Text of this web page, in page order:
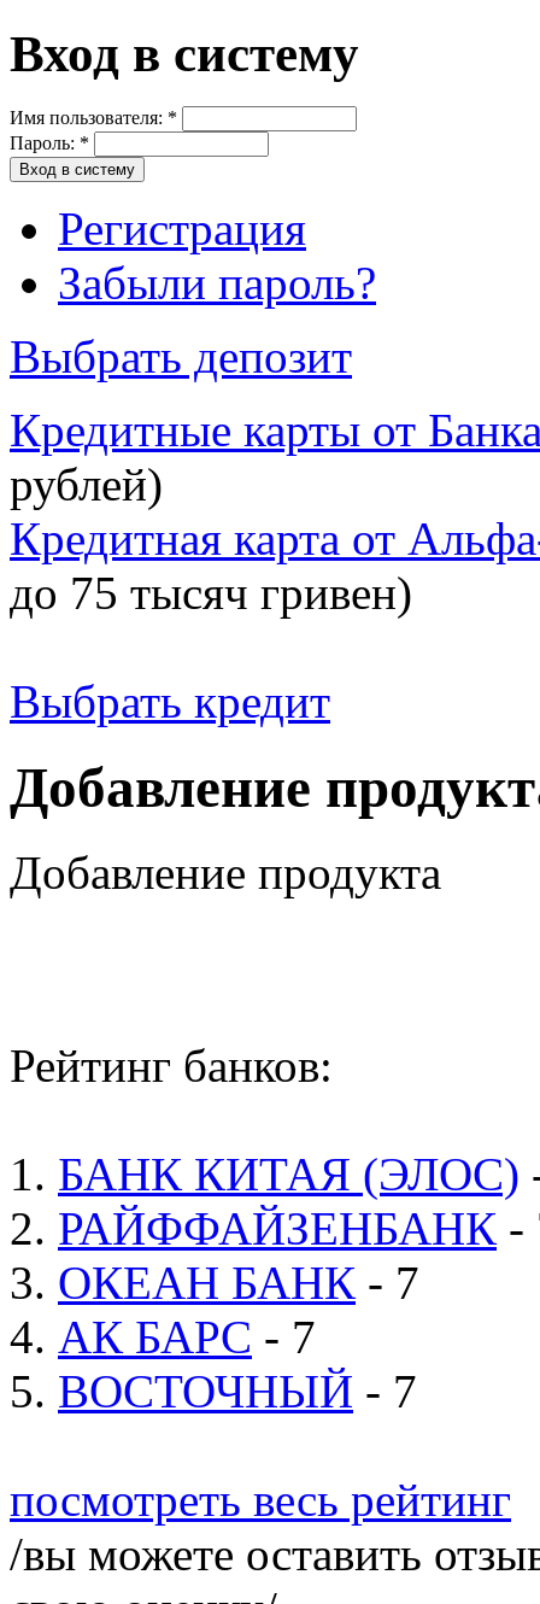
Вход в систему
Имя пользователя: *
Пароль: *
Регистрация
Забыли пароль?
Выбрать депозит
Кредитные карты от
рублей)
Кредитная карта от
до 75 тысяч гривен)
Выбрать кредит
Добавление
Добавление продукта
Рейтинг банков:
1. БАНК КИТАЯ (ЭЛОС)
2. РАЙФФАЙЗЕНБАНК -
3. ОКЕАН БАНК - 7
4. АК БАРС - 7
5. ВОСТОЧНЫЙ - 7
посмотреть весь рейтинг
/вы можете оставить